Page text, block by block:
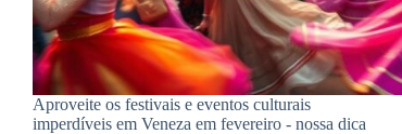
Aproveite os festivais e eventos culturais
imperdíveis em Veneza em fevereiro - nossa dica